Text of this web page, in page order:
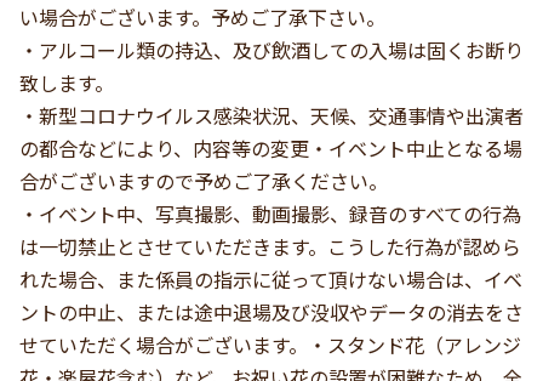
い場合がございます。予めご了承下さい。
・アルコール類の持込、及び飲酒しての入場は固くお断り
致します。
・新型コロナウイルス感染状況、天候、交通事情や出演者
の都合などにより、内容等の変更・イベント中止となる場
合がございますので予めご了承ください。
・イベント中、写真撮影、動画撮影、録音のすべての行為
は一切禁止とさせていただきます。こうした行為が認めら
れた場合、また係員の指示に従って頂けない場合は、イベ
ントの中止、または途中退場及び没収やデータの消去をさ
せていただく場合がございます。・スタンド花（アレンジ